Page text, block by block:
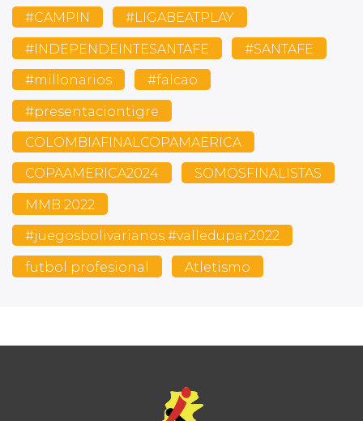
#CAMPIN #LIGABEATPLAY
#INDEPENDEINTESANTAFE #SANTAFE
#millonarios #falcao
#presentaciontigre
COLOMBIAFINALCOPAMAERICA
COPAAMERICA2024 SOMOSFINALISTAS
MMB 2022
#juegosbolivarianos #valledupar2022
futbol profesional Atletismo